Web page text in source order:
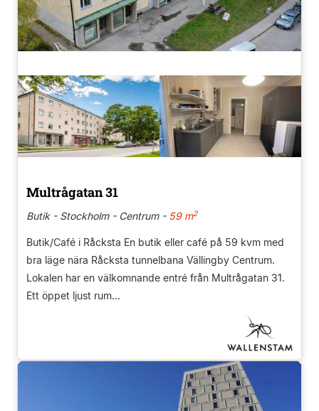
Multrågatan 31
Butik - Stockholm - Centrum -59 m2
Butik/Café i Råcksta En butik eller café på 59 kvm med
bra läge nära Råcksta tunnelbana Vällingby Centrum.
Lokalen har en välkomnande entré från Multrågatan 31.
Ett öppet ljust rum...